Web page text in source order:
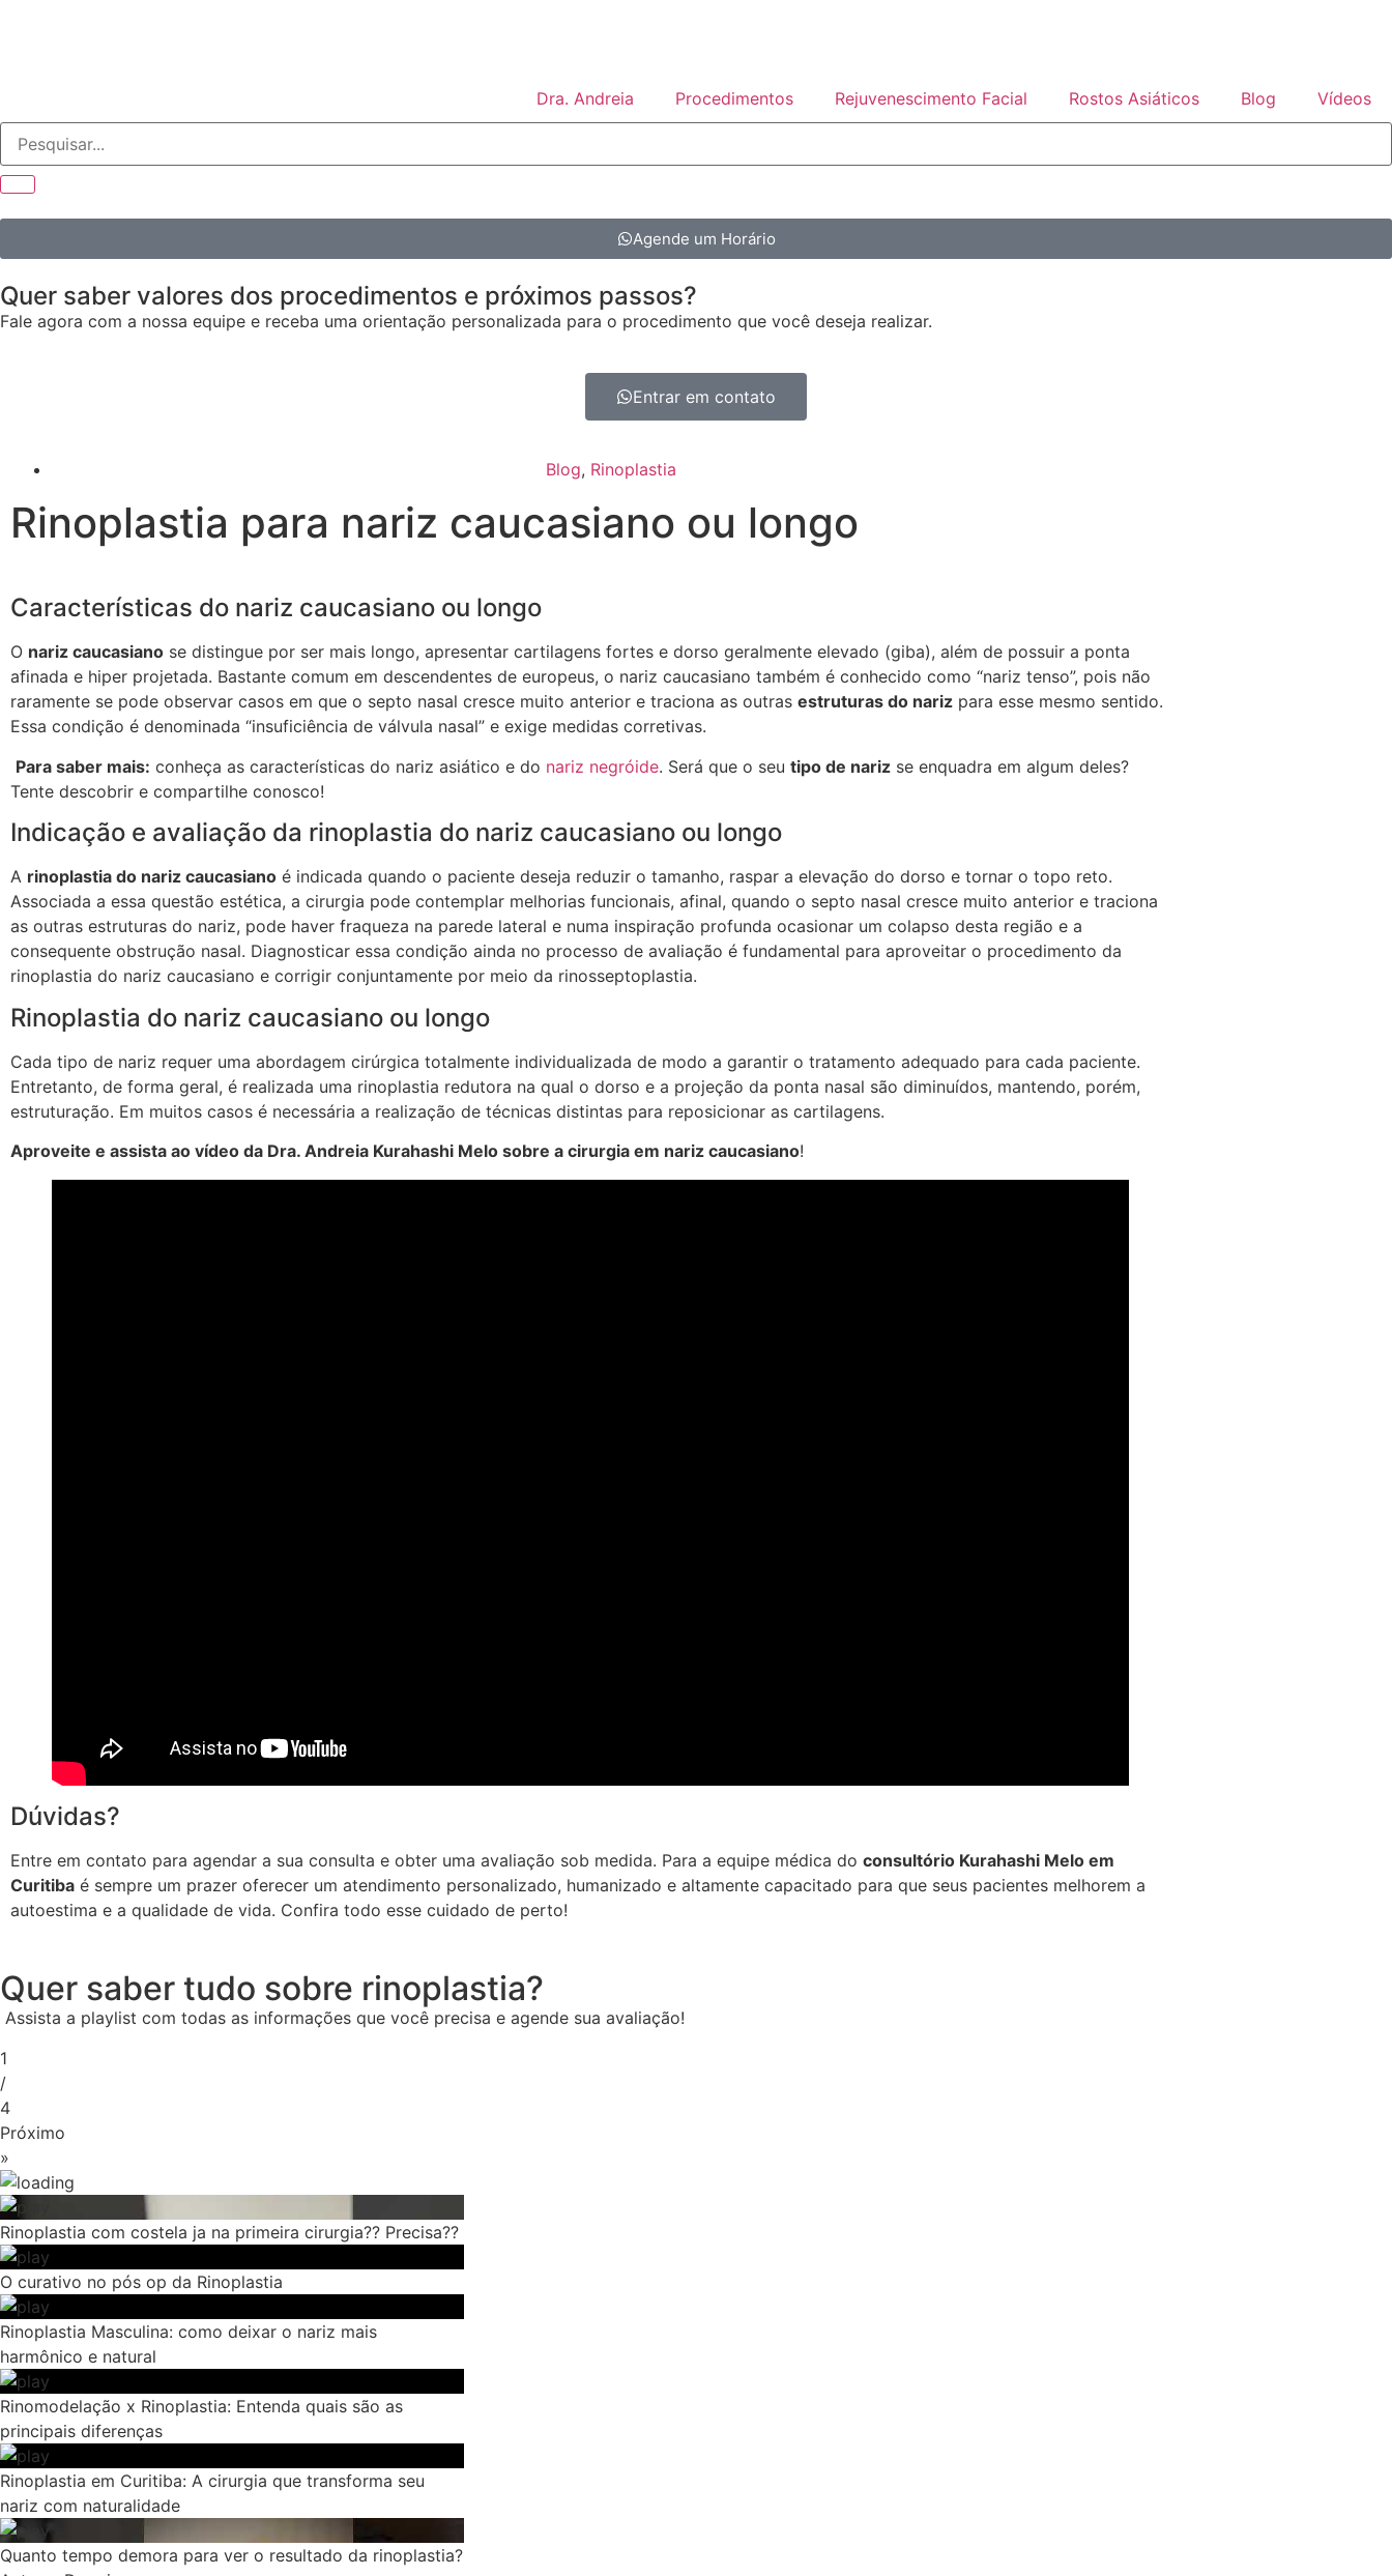
Dra. Andreia Procedimentos Rejuvenescimento Facial Rostos Asiáticos Blog Vídeos
Agende um Horário
Quer saber valores dos procedimentos e próximos passos?
Fale agora com a nossa equipe e receba uma orientação personalizada para o procedimento que você deseja realizar.
Entrar em contato
Blog, Rinoplastia
Rinoplastia para nariz caucasiano ou longo
Características do nariz caucasiano ou longo
O nariz caucasiano se distingue por ser mais longo, apresentar cartilagens fortes e dorso geralmente elevado (giba), além de possuir a ponta
afinada e hiper projetada. Bastante comum em descendentes de europeus, o nariz caucasiano também é conhecido como “nariz tenso”, pois não
raramente se pode observar casos em que o septo nasal cresce muito anterior e traciona as outras estruturas do nariz para esse mesmo sentido.
Essa condição é denominada “insuficiência de válvula nasal” e exige medidas corretivas.
Para saber mais: conheça as características do nariz asiático e do nariz negróide. Será que o seu tipo de nariz se enquadra em algum deles?
Tente descobrir e compartilhe conosco!
Indicação e avaliação da rinoplastia do nariz caucasiano ou longo
A rinoplastia do nariz caucasiano é indicada quando o paciente deseja reduzir o tamanho, raspar a elevação do dorso e tornar o topo reto.
Associada a essa questão estética, a cirurgia pode contemplar melhorias funcionais, afinal, quando o septo nasal cresce muito anterior e traciona
as outras estruturas do nariz, pode haver fraqueza na parede lateral e numa inspiração profunda ocasionar um colapso desta região e a
consequente obstrução nasal. Diagnosticar essa condição ainda no processo de avaliação é fundamental para aproveitar o procedimento da
rinoplastia do nariz caucasiano e corrigir conjuntamente por meio da rinosseptoplastia.
Rinoplastia do nariz caucasiano ou longo
Cada tipo de nariz requer uma abordagem cirúrgica totalmente individualizada de modo a garantir o tratamento adequado para cada paciente.
Entretanto, de forma geral, é realizada uma rinoplastia redutora na qual o dorso e a projeção da ponta nasal são diminuídos, mantendo, porém,
estruturação. Em muitos casos é necessária a realização de técnicas distintas para reposicionar as cartilagens.
Aproveite e assista ao vídeo da Dra. Andreia Kurahashi Melo sobre a cirurgia em nariz caucasiano!
Dúvidas?
Entre em contato para agendar a sua consulta e obter uma avaliação sob medida. Para a equipe médica do consultório Kurahashi Melo em
Curitiba é sempre um prazer oferecer um atendimento personalizado, humanizado e altamente capacitado para que seus pacientes melhorem a
autoestima e a qualidade de vida. Confira todo esse cuidado de perto!
Quer saber tudo sobre rinoplastia?
Assista a playlist com todas as informações que você precisa e agende sua avaliação!
1
/
4
Próximo
»
Rinoplastia com costela ja na primeira cirurgia?? Precisa??
O curativo no pós op da Rinoplastia
Rinoplastia Masculina: como deixar o nariz mais
harmônico e natural
Rinomodelação x Rinoplastia: Entenda quais são as
principais diferenças
Rinoplastia em Curitiba: A cirurgia que transforma seu
nariz com naturalidade
Quanto tempo demora para ver o resultado da rinoplastia?